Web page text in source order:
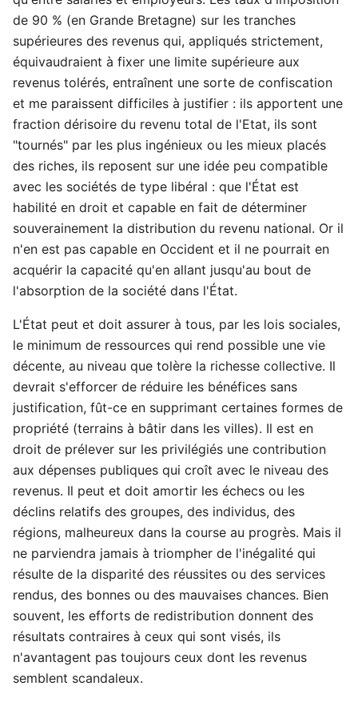
de 90 % (en Grande Bretagne) sur les tranches
supérieures des revenus qui, appliqués strictement,
équivaudraient à fixer une limite supérieure aux
revenus tolérés, entraînent une sorte de confiscation
et me paraissent difficiles à justifier : ils apportent une
fraction dérisoire du revenu total de l'Etat, ils sont
"tournés" par les plus ingénieux ou les mieux placés
des riches, ils reposent sur une idée peu compatible
avec les sociétés de type libéral : que l'État est
habilité en droit et capable en fait de déterminer
souverainement la distribution du revenu national. Or il
n'en est pas capable en Occident et il ne pourrait en
acquérir la capacité qu'en allant jusqu'au bout de
l'absorption de la société dans l'État.
L'État peut et doit assurer à tous, par les lois sociales,
le minimum de ressources qui rend possible une vie
décente, au niveau que tolère la richesse collective. Il
devrait s'efforcer de réduire les bénéfices sans
justification, fût-ce en supprimant certaines formes de
propriété (terrains à bâtir dans les villes). Il est en
droit de prélever sur les privilégiés une contribution
aux dépenses publiques qui croît avec le niveau des
revenus. Il peut et doit amortir les échecs ou les
déclins relatifs des groupes, des individus, des
régions, malheureux dans la course au progrès. Mais il
ne parviendra jamais à triompher de l'inégalité qui
résulte de la disparité des réussites ou des services
rendus, des bonnes ou des mauvaises chances. Bien
souvent, les efforts de redistribution donnent des
résultats contraires à ceux qui sont visés, ils
n'avantagent pas toujours ceux dont les revenus
semblent scandaleux.